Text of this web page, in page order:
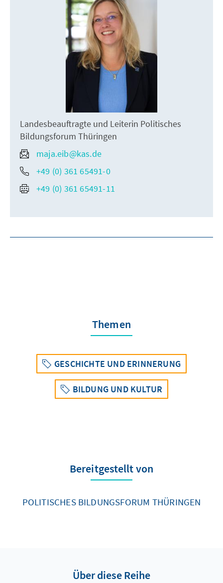
Landesbeauftragte und Leiterin Politisches
Bildungsforum Thüringen
maja.eib@kas.de
+49 (0) 361 65491-0
+49 (0) 361 65491-11
Themen
GESCHICHTE UND ERINNERUNG
BILDUNG UND KULTUR
Bereitgestellt von
POLITISCHES BILDUNGSFORUM THÜRINGEN
Über diese Reihe